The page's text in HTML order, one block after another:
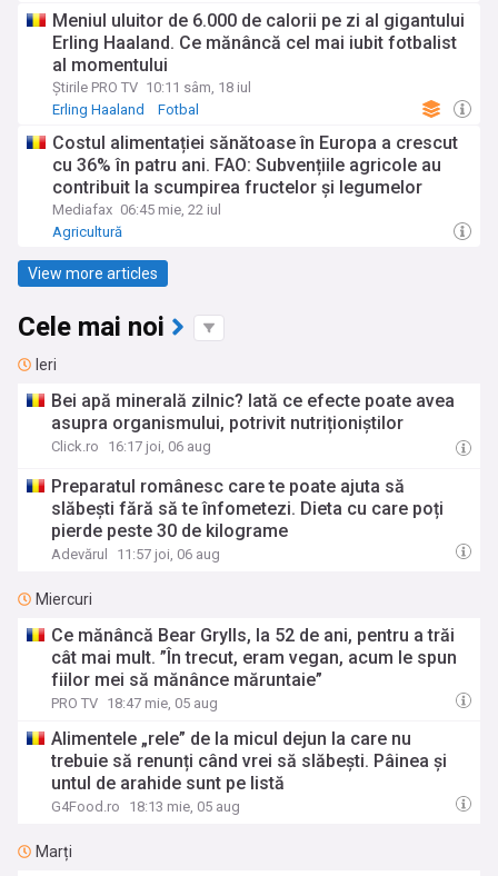
Meniul uluitor de 6.000 de calorii pe zi al gigantului
Erling Haaland. Ce mănâncă cel mai iubit fotbalist
al momentului
Știrile PRO TV 10:11 sâm, 18 iul
Erling Haaland
Fotbal
Costul alimentației sănătoase în Europa a crescut
cu 36% în patru ani. FAO: Subvențiile agricole au
contribuit la scumpirea fructelor și legumelor
Mediafax 06:45 mie, 22 iul
Agricultură
View more articles
Cele mai noi
Ieri
Bei apă minerală zilnic? Iată ce efecte poate avea
asupra organismului, potrivit nutriționiștilor
Click.ro 16:17 joi, 06 aug
Preparatul românesc care te poate ajuta să
slăbești fără să te înfometezi. Dieta cu care poți
pierde peste 30 de kilograme
Adevărul 11:57 joi, 06 aug
Miercuri
Ce mănâncă Bear Grylls, la 52 de ani, pentru a trăi
cât mai mult. ”În trecut, eram vegan, acum le spun
fiilor mei să mănânce măruntaie”
PRO TV 18:47 mie, 05 aug
Alimentele „rele” de la micul dejun la care nu
trebuie să renunți când vrei să slăbești. Pâinea și
untul de arahide sunt pe listă
G4Food.ro 18:13 mie, 05 aug
Marți